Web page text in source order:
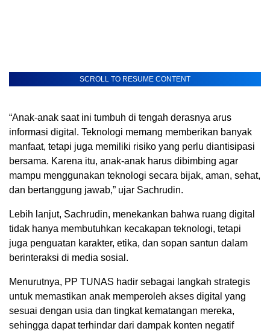
SCROLL TO RESUME CONTENT
“Anak-anak saat ini tumbuh di tengah derasnya arus
informasi digital. Teknologi memang memberikan banyak
manfaat, tetapi juga memiliki risiko yang perlu diantisipasi
bersama. Karena itu, anak-anak harus dibimbing agar
mampu menggunakan teknologi secara bijak, aman, sehat,
dan bertanggung jawab,” ujar Sachrudin.
Lebih lanjut, Sachrudin, menekankan bahwa ruang digital
tidak hanya membutuhkan kecakapan teknologi, tetapi
juga penguatan karakter, etika, dan sopan santun dalam
berinteraksi di media sosial.
Menurutnya, PP TUNAS hadir sebagai langkah strategis
untuk memastikan anak memperoleh akses digital yang
sesuai dengan usia dan tingkat kematangan mereka,
sehingga dapat terhindar dari dampak konten negatif